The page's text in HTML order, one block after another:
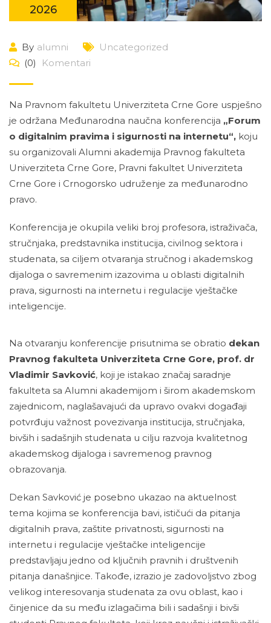
2026
By alumni
Uncategorized
(0)
Komentari
Na Pravnom fakultetu Univerziteta Crne Gore uspješno
je održana Međunarodna naučna konferencija „Forum
o digitalnim pravima i sigurnosti na internetu“, koju
su organizovali Alumni akademija Pravnog fakulteta
Univerziteta Crne Gore, Pravni fakultet Univerziteta
Crne Gore i Crnogorsko udruženje za međunarodno
pravo.
Konferencija je okupila veliki broj profesora, istraživača,
stručnjaka, predstavnika institucija, civilnog sektora i
studenata, sa ciljem otvaranja stručnog i akademskog
dijaloga o savremenim izazovima u oblasti digitalnih
prava, sigurnosti na internetu i regulacije vještačke
inteligencije.
Na otvaranju konferencije prisutnima se obratio dekan
Pravnog fakulteta Univerziteta Crne Gore, prof. dr
Vladimir Savković, koji je istakao značaj saradnje
fakulteta sa Alumni akademijom i širom akademskom
zajednicom, naglašavajući da upravo ovakvi događaji
potvrđuju važnost povezivanja institucija, stručnjaka,
bivših i sadašnjih studenata u cilju razvoja kvalitetnog
akademskog dijaloga i savremenog pravnog
obrazovanja.
Dekan Savković je posebno ukazao na aktuelnost
tema kojima se konferencija bavi, ističući da pitanja
digitalnih prava, zaštite privatnosti, sigurnosti na
internetu i regulacije vještačke inteligencije
predstavljaju jedno od ključnih pravnih i društvenih
pitanja današnjice. Takođe, izrazio je zadovoljstvo zbog
velikog interesovanja studenata za ovu oblast, kao i
činjenice da su među izlagačima bili i sadašnji i bivši